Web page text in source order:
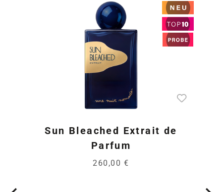
Sun Bleached Extrait de
Parfum
260,00 €